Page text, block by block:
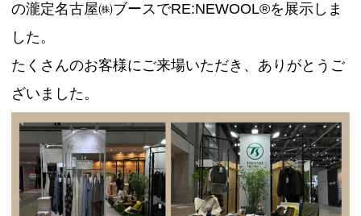
の瀧定名古屋㈱ブースでRE:NEWOOL®を展示しま
した。
たくさんのお客様にご来場いただき、ありがとうご
ざいました。